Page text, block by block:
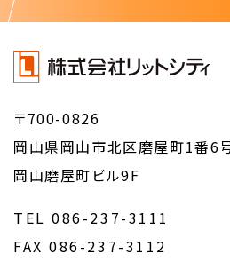
〒700-0826
岡山県岡山市北区磨屋町1番6
岡山磨屋町ビル9F
TEL 086-237-3111
FAX 086-237-3112